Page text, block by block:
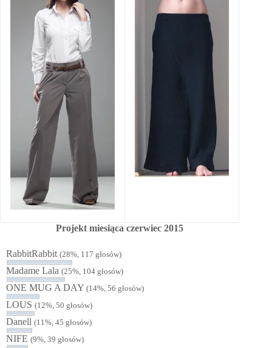
Projekt miesiąca czerwiec 2015
RabbitRabbit (28%, 117 głosów)
Madame Lala (25%, 104 głosów)
ONE MUG A DAY (14%, 56 głosów)
LOUS (12%, 50 głosów)
Danell (11%, 45 głosów)
NIFE (9%, 39 głosów)